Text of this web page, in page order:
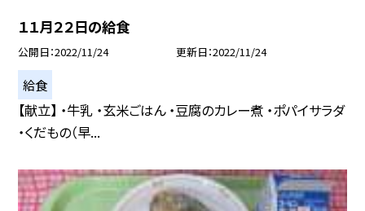
１１月２２日の給食
公開日 2022/11/24 更新日 2022/11/24
給食
【献立】 ・牛乳 ・玄米ごはん ・豆腐のカレー煮 ・ポパイサラダ
・くだもの（早...